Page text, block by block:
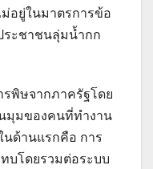
อยู่ในมาตรการข้อ
ระชาชนลุ่มน้ำกก
พิษจากภาครัฐโดย
มุมของคนที่ทำงาน
นด้านแรกคือ การ
บโดยรวมต่อระบบ